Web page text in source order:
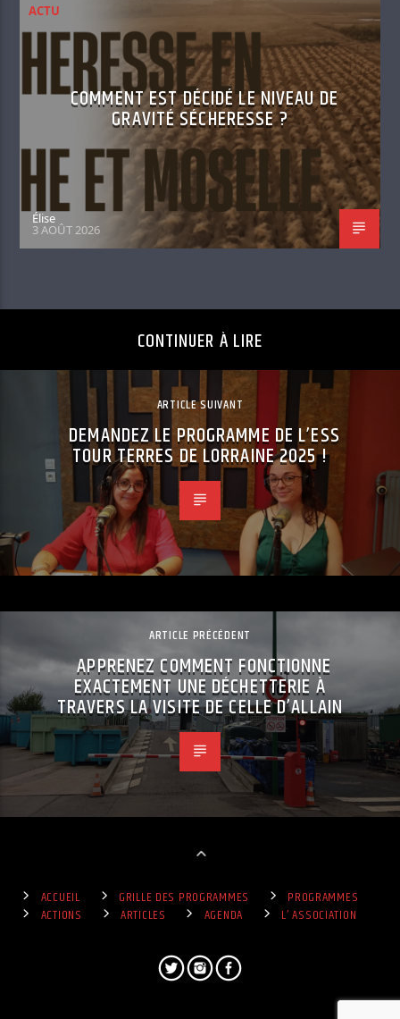
ACTU
COMMENT EST DÉCIDÉ LE NIVEAU DE
GRAVITÉ SÉCHERESSE ?
Élise
3 AOÛT 2026
CONTINUER À LIRE
ARTICLE SUIVANT
DEMANDEZ LE PROGRAMME DE L’ESS
TOUR TERRES DE LORRAINE 2025 !
ARTICLE PRÉCÉDENT
APPRENEZ COMMENT FONCTIONNE
EXACTEMENT UNE DÉCHETTERIE À
TRAVERS LA VISITE DE CELLE D’ALLAIN
ACCUEIL GRILLE DES PROGRAMMES
PROGRAMMES
ACTIONS
ARTICLES AGENDA L’ ASSOCIATION